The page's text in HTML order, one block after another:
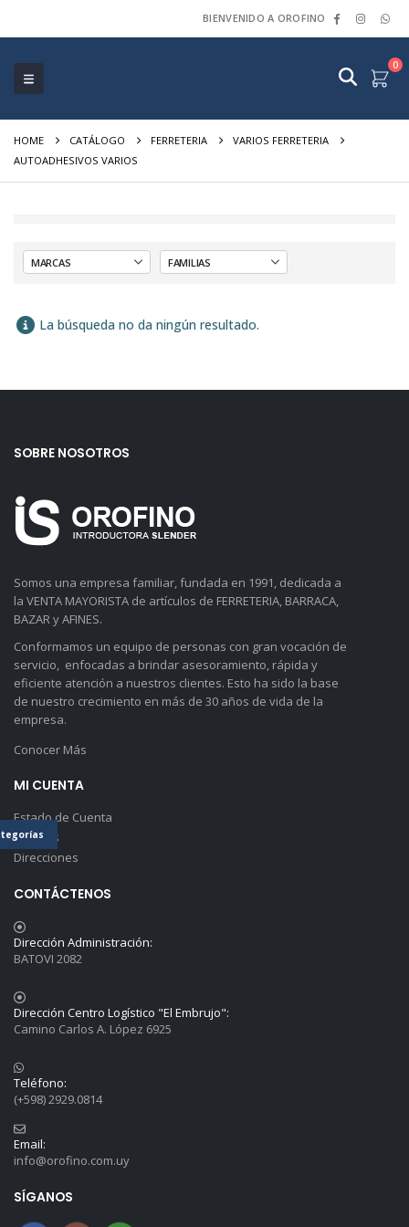
BIENVENIDO A OROFINO
0
HOME CATÁLOGO FERRETERIA
VARIOS FERRETERIA
AUTOADHESIVOS VARIOS
La búsqueda no da ningún resultado.
SOBRE NOSOTROS
Somos una empresa familiar, fundada en 1991, dedicada a
la VENTA MAYORISTA de artículos de FERRETERIA, BARRACA,
BAZAR y AFINES.
Conformamos un equipo de personas con gran vocación de
servicio, enfocadas a brindar asesoramiento, rápida y
eficiente atención a nuestros clientes. Esto ha sido la base
de nuestro crecimiento en más de 30 años de vida de la
empresa.
Conocer Más
MI CUENTA
Estado de Cuenta
Detalles
Direcciones
CONTÁCTENOS
Dirección Administración:
BATOVI 2082
Dirección Centro Logístico "El Embrujo":
Camino Carlos A. López 6925
Teléfono:
(+598) 2929.0814
Email:
info@orofino.com.uy
SÍGANOS